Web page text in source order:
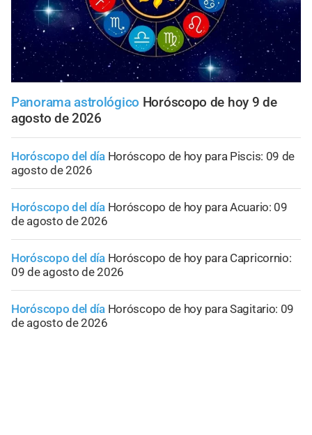
Panorama astrológico Horóscopo de hoy 9 de
agosto de 2026
Horóscopo del día Horóscopo de hoy para Piscis: 09 de
agosto de 2026
Horóscopo del día Horóscopo de hoy para Acuario: 09
de agosto de 2026
Horóscopo del día Horóscopo de hoy para Capricornio:
09 de agosto de 2026
Horóscopo del día Horóscopo de hoy para Sagitario: 09
de agosto de 2026